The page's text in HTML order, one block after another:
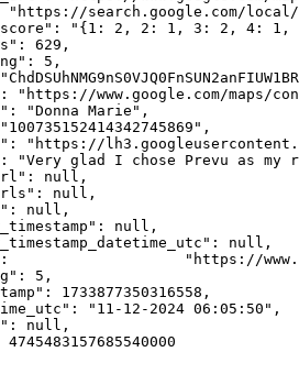
"https://search.google.com/
"{1: 2, 2: 1, 3: 2, 4: 1,
629,
5,
"https://www.google.com/maps/
"Donna Marie",
"https://
"Very glad I chose Prevu as my
null,
null,
null,
null,
null,
"https://
5,
1733877350316558,
"11-12-2024 06:05:50",
null,
4745483157685540000